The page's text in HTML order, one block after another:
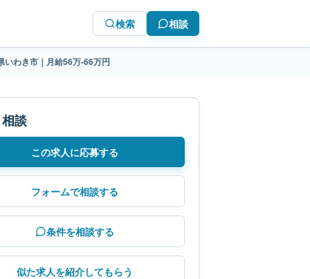
検索 相談
いわき市｜月給56万-66万円
談
この求人に応募する
フォームで相談する
条件を相談する
似た求人を紹介してもらう